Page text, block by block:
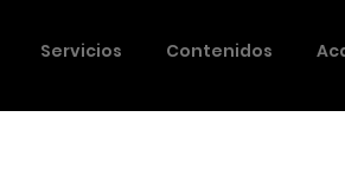
Servicios Contenidos